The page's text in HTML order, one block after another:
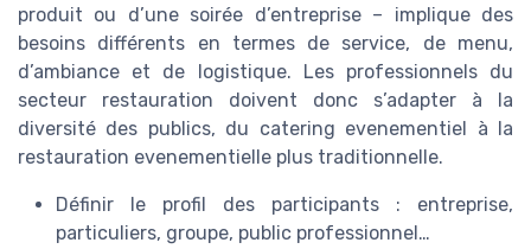
produit ou d’une soirée d’entreprise – implique des
besoins différents en termes de service, de menu,
d’ambiance et de logistique. Les professionnels du
secteur restauration doivent donc s’adapter à la
diversité des publics, du catering evenementiel à la
restauration evenementielle plus traditionnelle.
Définir le profil des participants : entreprise,
particuliers, groupe, public professionnel…